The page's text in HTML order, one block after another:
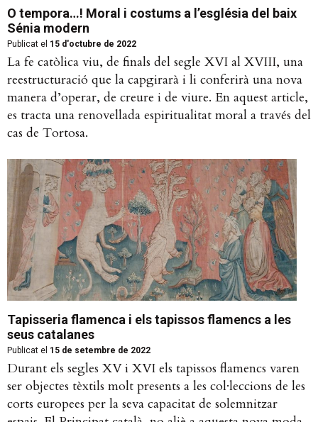
O tempora…! Moral i costums a l’església del baix
Sénia modern
Publicat el 15 d'octubre de 2022
La fe catòlica viu, de finals del segle XVI al XVIII, una
reestructuració que la capgirarà i li conferirà una nova
manera d’operar, de creure i de viure. En aquest article,
es tracta una renovellada espiritualitat moral a través del
cas de Tortosa.
Tapisseria flamenca i els tapissos flamencs a les
seus catalanes
Publicat el 15 de setembre de 2022
Durant els segles XV i XVI els tapissos flamencs varen
ser objectes tèxtils molt presents a les col·leccions de les
corts europees per la seva capacitat de solemnitzar